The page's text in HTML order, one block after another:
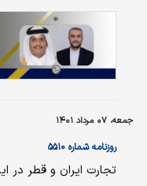
جمعه، ۰۷ مرداد ۱۴۰۱
روزنامه شماره ۵۵۱۰
تجارت ایران و قطر در